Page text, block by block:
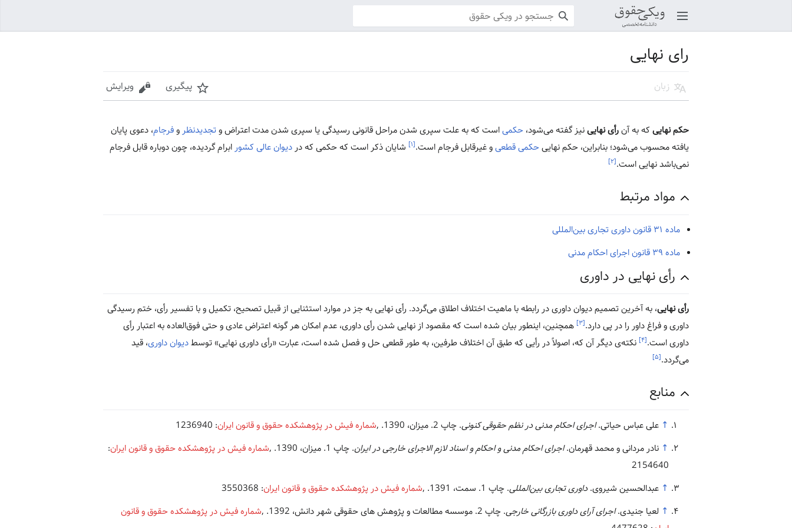
باز کردن منو اصلی
رای نهایی
زبان پیگیری ویرایش
حکم نهاییکه به آنرأی نهایینیز گفته می‌شود،حکمیاست که به علت سپری شدن مراحل قانونی رسیدگی یا سپری شدن مدت اعتراض وتجدیدنظروفرجام، دعوی پایان
یافته محسوب می‌شود؛ بنابراین، حکم نهاییحکمی قطعیو غیرقابل فرجام است.[۱] شایان ذکر است که حکمی که دردیوان عالی کشورابرام گردیده، چون دوباره قابل فرجام
نمی‌باشد نهایی است.[۲]
مواد مرتبط
ماده ۳۱ قانون داوری تجاری بین‌المللی
ماده ۳۹ قانون اجرای احکام مدنی
رأی نهایی در داوری
رأی نهایی، به آخرین تصمیم دیوان داوری در رابطه با ماهیت اختلاف اطلاق می‌گردد. رأی نهایی به جز در موارد استثنایی از قبیل تصحیح، تکمیل و با تفسیر رأی، ختم رسیدگی
داوری و فراغ داور را در پی دارد.[۳]
همچنین، اینطور بیان شده است که مقصود از نهایی شدن رأی داوری، عدم امکان هر گونه اعتراض عادی و حتی فوق‌العاده به اعتبار رأی
داوری است.[۴] نکته‌ی دیگر آن که، اصولاً در رأیی که طبق آن اختلاف طرفین، به طور قطعی حل و فصل شده است، عبارت «رأی داوری نهایی» توسطدیوان داوری، قید
می‌گردد.[۵]
منابع
↑ علی عباس حیاتی.اجرای احکام مدنی در نظم حقوقی کنونی. چاپ 2. میزان، 1390. ,شماره فیش در پژوهشکده حقوق و قانون ایران: 1236940
↑ نادر مردانی و محمد قهرمان.اجرای احکام مدنی و احکام و اسناد لازم الاجرای خارجی در ایران. چاپ 1. میزان، 1390. ,شماره فیش در پژوهشکده حقوق و قانون ایران:
2154640
↑ عبدالحسین شیروی. داوری تجاری بین‌المللی. چاپ 1. سمت، 1391. ,شماره فیش در پژوهشکده حقوق و قانون ایران: 3550368
↑ لعیا جنیدی.اجرای آرای داوری بازرگانی خارجی. چاپ 2. موسسه مطالعات و پژوهش های حقوقی شهر دانش، 1392. ,شماره فیش در پژوهشکده حقوق و قانون